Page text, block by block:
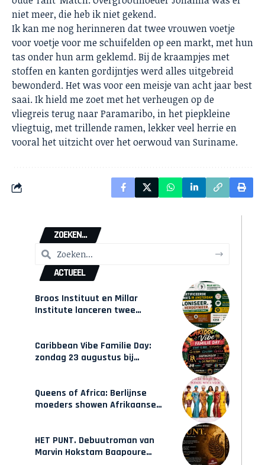
niet meer, die heb ik niet gekend.
Ik kan me nog herinneren dat twee vrouwen voetje
voor voetje voor me schuifelden op een markt, met hun
tas onder hun arm geklemd. Bij de kraampjes met
stoffen en kanten gordijntjes werd alles uitgebreid
bewonderd. Het was voor een meisje van acht jaar best
saai. Ik hield me zoet met het verheugen op de
vliegreis terug naar Paramaribo, in het piepkleine
vliegtuig, met trillende ramen, lekker veel herrie en
vooral het uitzicht over het oerwoud van Suriname.
ZOEKEN...
ACTUEEL
Broos Instituut en Millar
Institute lanceren twee
Caribbean Vibe Familie Day:
zondag 23 augustus bij
Queens of Africa: Berlijnse
moeders showen Afrikaanse
HET PUNT. Debuutroman van
Marvin Hokstam Baapoure